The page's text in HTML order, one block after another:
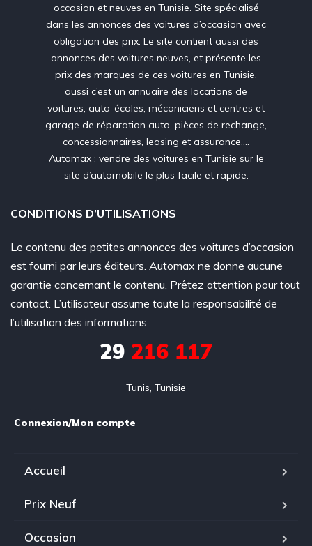
occasion et neuves en Tunisie. Site spécialisé
dans les annonces des voitures d’occasion avec
obligation des prix. Le site contient aussi des
annonces des voitures neuves, et présente les
prix des marques de ces voitures en Tunisie,
aussi c’est un annuaire des locations de
voitures, auto-écoles, mécaniciens et centres et
garage de réparation auto, pièces de rechange,
concessionnaires, leasing et assurance….
Automax : vendre des voitures en Tunisie sur le
site d’automobile le plus facile et rapide.
CONDITIONS D’UTILISATIONS
Le contenu des petites annonces des voitures d’occasion
est fourni par leurs éditeurs. Automax ne donne aucune
garantie concernant le contenu. Prêtez attention pour tout
contact. L’utilisateur assume toute la responsabilité de
l’utilisation des informations
29 216 117
Tunis, Tunisie
Connexion/Mon compte
Accueil
Prix Neuf
Occasion